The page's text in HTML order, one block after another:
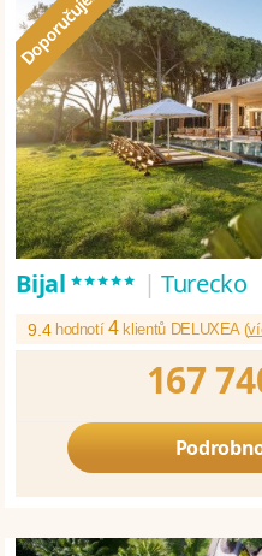
Bijal***** | Turecko
9.4 hodnotí4klientů DELUXEA (
167